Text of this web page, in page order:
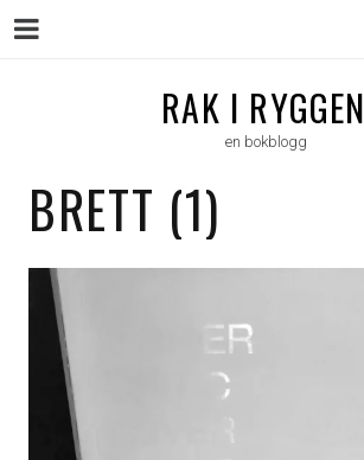
RAK I RYGGEN
en bokblogg
BRETT (1)
Menu